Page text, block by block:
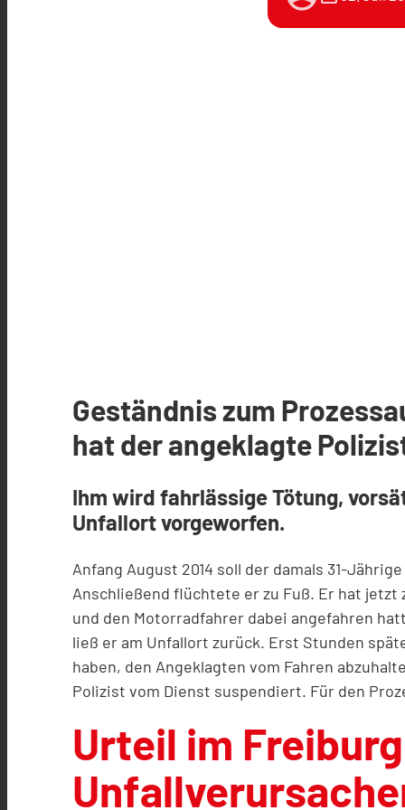
Geständnis zum
hat der angeklagte
Ihm wird fahrlässige Tötung,
Unfallort vorgeworfen.
Anfang August 2014 soll der damals 31-
Anschließend flüchtete er zu Fuß. Er hat
und den Motorradfahrer dabei angefahren
ließ er am Unfallort zurück. Erst Stunden
haben, den Angeklagten vom Fahren
Polizist vom Dienst suspendiert. Für den
Urteil im